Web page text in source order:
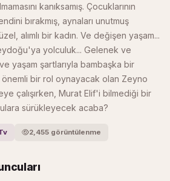
kanıksamış. Çocuklarının
bırakmış, aynaları unutmuş
alımlı bir kadın. Ve değişen yaşam...
yolculuk... Gelenek ve
yaşam şartlarıyla bambaşka bir
önemli bir rol oynayacak olan Zeyno
çalışırken, Murat Elif'i bilmediği bir
sürükleyecek acaba?
2,455 görüntülenme